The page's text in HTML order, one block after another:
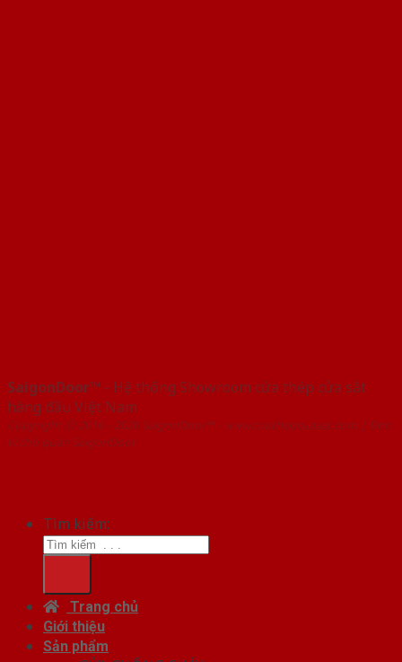
SaigonDoor™ - Hệ thống Showroom cửa thép cửa sắt
hàng đầu Việt Nam
Copyright ⓒ 2016 – 2026 SaigonDoor™ - www.cuathepcuasat.com | Đơn
vị chủ quản SaigonDoor
Tìm kiếm:
Trang chủ
Giới thiệu
Sản phẩm